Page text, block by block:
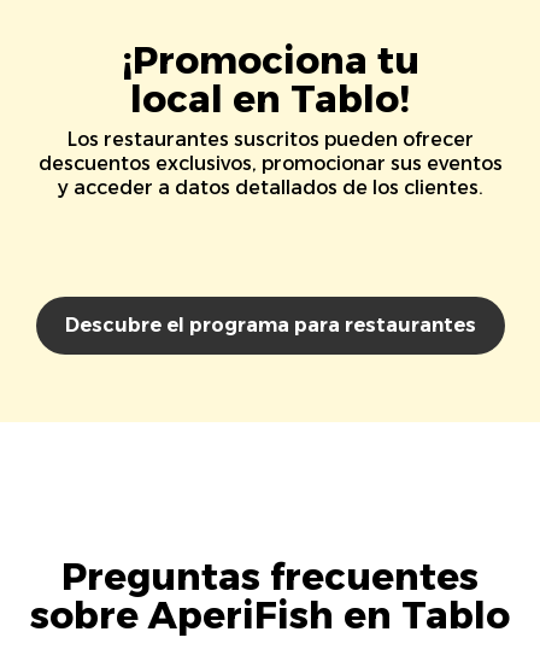
¡Promociona tu
local en Tablo!
Los restaurantes suscritos pueden ofrecer
descuentos exclusivos, promocionar sus eventos
y acceder a datos detallados de los clientes.
Descubre el programa para restaurantes
Preguntas frecuentes
sobre AperiFish en Tablo